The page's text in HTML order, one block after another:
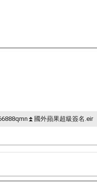
國外蘋果超級簽名.eir